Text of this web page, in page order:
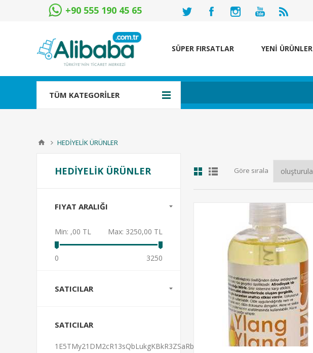
+90 555 190 45 65
SÜPER FIRSATLAR YENİ ÜRÜNLER
TÜM KATEGORİLER
HEDİYELİK ÜRÜNLER
Göre sırala
HEDİYELİK ÜRÜNLER
FIYAT ARALIĞI
Min: ,00 TL Max: 3250,00 TL
0 3250
SATICILAR
SATICILAR
1E5TMy21DM2cR13sQbLukgKBkR3ZSaRbeB